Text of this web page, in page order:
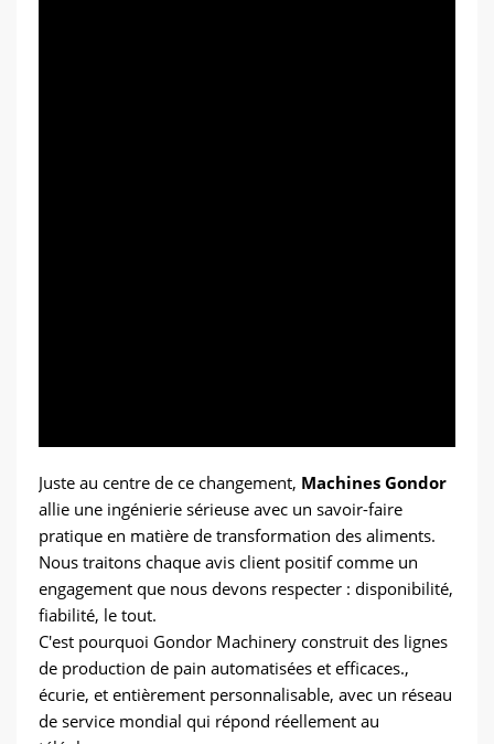
Juste au centre de ce changement, Machines Gondor
allie une ingénierie sérieuse avec un savoir-faire
pratique en matière de transformation des aliments.
Nous traitons chaque avis client positif comme un
engagement que nous devons respecter : disponibilité,
fiabilité, le tout.
C'est pourquoi Gondor Machinery construit des lignes
de production de pain automatisées et efficaces.,
écurie, et entièrement personnalisable, avec un réseau
de service mondial qui répond réellement au